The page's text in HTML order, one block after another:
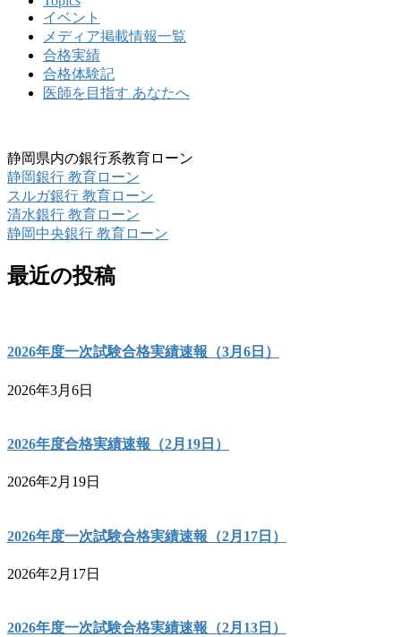
イベント
メディア掲載情報一覧
合格実績
合格体験記
医師を目指す あなたへ
静岡県内の銀行系教育ローン
静岡銀行 教育ローン
スルガ銀行 教育ローン
清水銀行 教育ローン
静岡中央銀行 教育ローン
最近の投稿
2026年度一次試験合格実績速報（3月6日）
2026年3月6日
2026年度合格実績速報（2月19日）
2026年2月19日
2026年度一次試験合格実績速報（2月17日）
2026年2月17日
2026年度一次試験合格実績速報（2月13日）